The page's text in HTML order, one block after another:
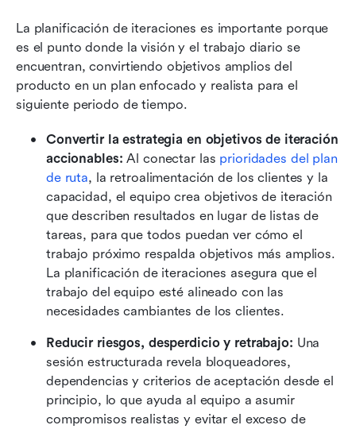
La planificación de iteraciones es importante porque
es el punto donde la visión y el trabajo diario se
encuentran, convirtiendo objetivos amplios del
producto en un plan enfocado y realista para el
siguiente periodo de tiempo.
Convertir la estrategia en objetivos de iteración
accionables: Al conectar las prioridades del plan
de ruta, la retroalimentación de los clientes y la
capacidad, el equipo crea objetivos de iteración
que describen resultados en lugar de listas de
tareas, para que todos puedan ver cómo el
trabajo próximo respalda objetivos más amplios.
La planificación de iteraciones asegura que el
trabajo del equipo esté alineado con las
necesidades cambiantes de los clientes.
Reducir riesgos, desperdicio y retrabajo: Una
sesión estructurada revela bloqueadores,
dependencias y criterios de aceptación desde el
principio, lo que ayuda al equipo a asumir
compromisos realistas y evitar el exceso de